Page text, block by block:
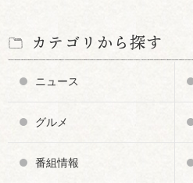
カテゴリから探す
ニュース
グルメ
番組情報